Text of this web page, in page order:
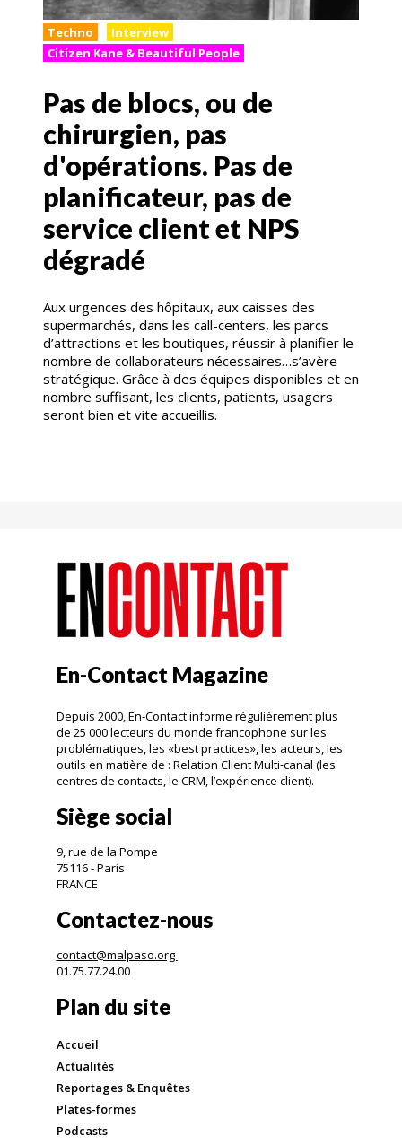
Techno
Interview
Citizen Kane & Beautiful People
Pas de blocs, ou de
chirurgien, pas
d'opérations. Pas de
planificateur, pas de
service client et NPS
dégradé
Aux urgences des hôpitaux, aux caisses des
supermarchés, dans les call-centers, les parcs
d’attractions et les boutiques, réussir à planifier le
nombre de collaborateurs nécessaires…s’avère
stratégique. Grâce à des équipes disponibles et en
nombre suffisant, les clients, patients, usagers
seront bien et vite accueillis.
En-Contact Magazine
Depuis 2000, En-Contact informe régulièrement plus
de 25 000 lecteurs du monde francophone sur les
problématiques, les «best practices», les acteurs, les
outils en matière de : Relation Client Multi-canal (les
centres de contacts, le CRM, l’expérience client).
Siège social
9, rue de la Pompe
75116 - Paris
FRANCE
Contactez-nous
contact@malpaso.org
01.75.77.24.00
Plan du site
Accueil
Actualités
Reportages & Enquêtes
Plates-formes
Podcasts